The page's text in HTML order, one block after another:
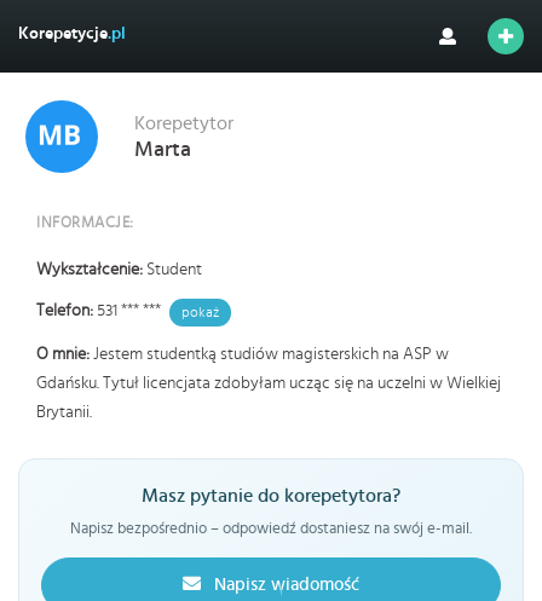
Korepetycje.pl
Korepetytor
Marta
INFORMACJE:
Wykształcenie: Student
Telefon: 531 *** *** pokaż
O mnie: Jestem studentką studiów magisterskich na ASP w
Gdańsku. Tytuł licencjata zdobyłam ucząc się na uczelni w Wielkiej
Brytanii.
Masz pytanie do korepetytora?
Napisz bezpośrednio – odpowiedź dostaniesz na swój e-mail.
Napisz wiadomość